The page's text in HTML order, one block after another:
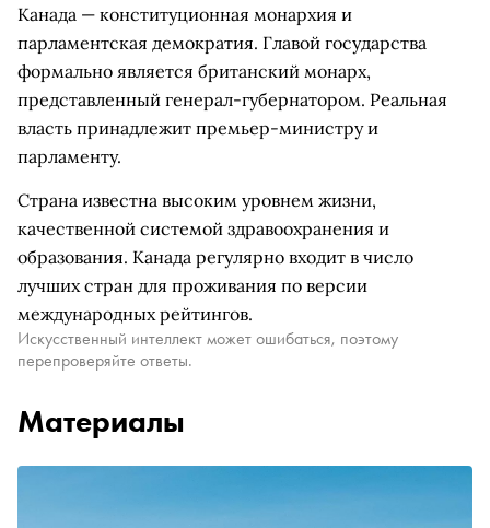
Канада — конституционная монархия и
парламентская демократия. Главой государства
формально является британский монарх,
представленный генерал-губернатором. Реальная
власть принадлежит премьер-министру и
парламенту.
Страна известна высоким уровнем жизни,
качественной системой здравоохранения и
образования. Канада регулярно входит в число
лучших стран для проживания по версии
международных рейтингов.
Искусственный интеллект может ошибаться, поэтому
перепроверяйте ответы.
Материалы